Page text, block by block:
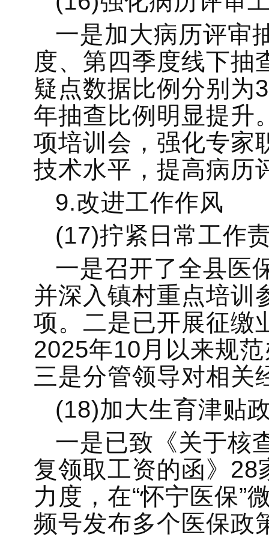
一是加大病历评审
度、第四季度线下抽
疑点数据比例分别为
年抽查比例明显提升
项培训会，强化专家
技术水平，提高病历
9.改进工作作风
(17)拧紧日常工作
一是召开了全县医
并深入镇村重点培训
项。二是已开展征缴
2025年10月以来规
三是分管领导对相关
(18)加大生育津贴
一是已致《关于核
复领取工资的函》28
力度，在“怀宁医保”
频号发布多个医保政